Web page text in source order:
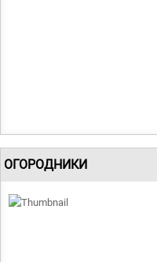
ОГОРОДНИКИ